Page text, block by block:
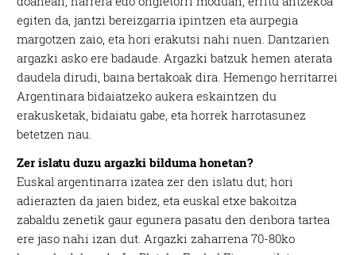
egiten da, jantzi bereizgarria ipintzen eta aurpegia
margotzen zaio, eta hori erakutsi nahi nuen. Dantzarien
argazki asko ere badaude. Argazki batzuk hemen aterata
daudela dirudi, baina bertakoak dira. Hemengo herritarrei
Argentinara bidaiatzeko aukera eskaintzen du
erakusketak, bidaiatu gabe, eta horrek harrotasunez
betetzen nau.
Zer islatu duzu argazki bilduma honetan?
Euskal argentinarra izatea zer den islatu dut; hori
adierazten da jaien bidez, eta euskal etxe bakoitza
zabaldu zenetik gaur egunera pasatu den denbora tartea
ere jaso nahi izan dut. Argazki zaharrena 70-80ko